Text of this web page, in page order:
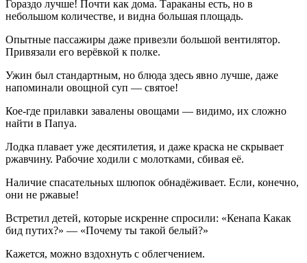
Гораздо лучше! Почти как дома. Тараканы есть, но в
небольшом количестве, и видна большая площадь.
Опытные пассажиры даже привезли большой вентилятор.
Привязали его верёвкой к полке.
Ужин был стандартным, но блюда здесь явно лучше, даже
напоминали овощной суп — святое!
Кое-где прилавки завалены овощами — видимо, их сложно
найти в Папуа.
Лодка плавает уже десятилетия, и даже краска не скрывает
ржавчину. Рабочие ходили с молотками, сбивая её.
Наличие спасательных шлюпок обнадёживает. Если, конечно,
они не ржавые!
Встретил детей, которые искренне спросили: «Кенапа Какак
бид путих?» — «Почему ты такой белый?»
Кажется, можно вздохнуть с облегчением.